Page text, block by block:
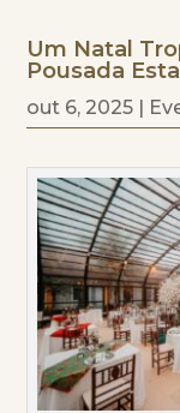
Um Natal
Pousada
out 6, 2025 |